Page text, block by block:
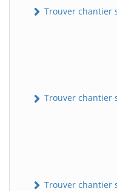
Trouver chantier
Trouver chantier
Trouver chantier